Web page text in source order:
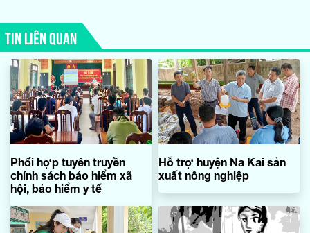
TIN LIÊN QUAN
Phối hợp tuyên truyền
chính sách bảo hiểm xã
hội, bảo hiểm y tế
Hỗ trợ huyện Na Kai sản
xuất nông nghiệp